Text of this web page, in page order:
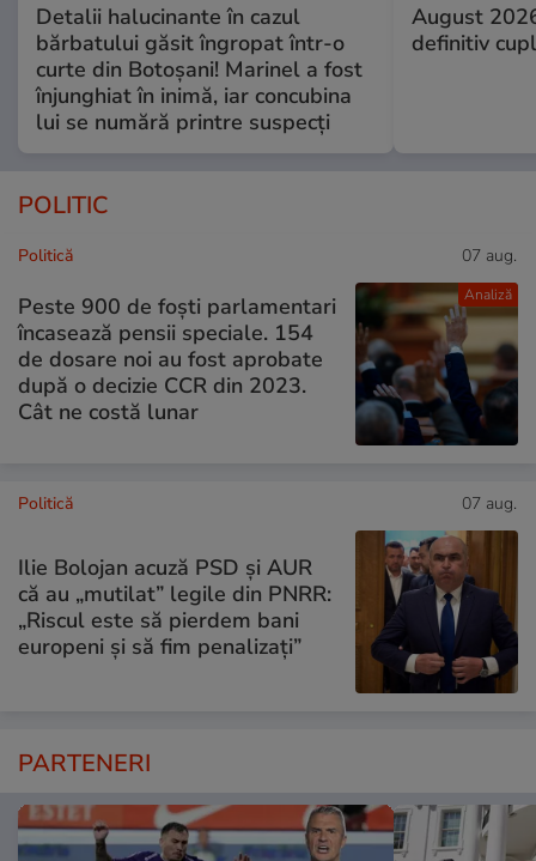
Detalii halucinante în cazul
bărbatului găsit îngropat într-o
curte din Botoșani! Marinel a fost
înjunghiat în inimă, iar concubina
lui se numără printre suspecți
August
definitiv
POLITIC
Analiză
Politică 07 aug.
Peste 900 de foști parlamentari
încasează pensii speciale. 154
de dosare noi au fost aprobate
după o decizie CCR din 2023.
Cât ne costă lunar
Politică 07 aug.
Ilie Bolojan acuză PSD și AUR
că au „mutilat” legile din PNRR:
„Riscul este să pierdem bani
europeni și să fim penalizați”
PARTENERI